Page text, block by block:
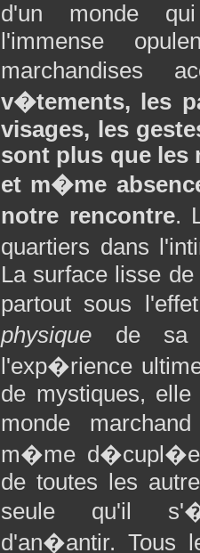
d'un monde
l'immense
marchandises
v�tements, les
visages, les
sont plus que les
et m�me
notre rencontre.
quartiers dans
La surface lisse
partout sous
physique de sa
l'exp�rience
de mystiques,
monde
m�me d�cupl�e
de toutes les
seule qu'il
d'an�antir. Tous